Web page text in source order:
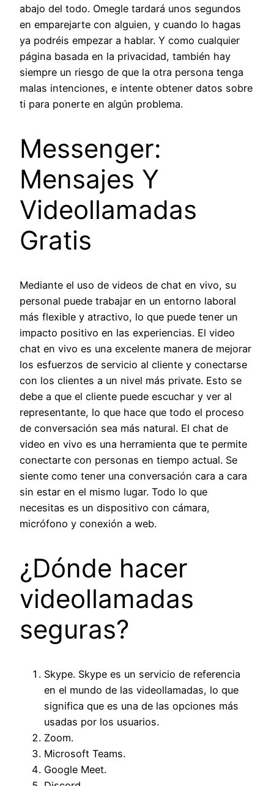
abajo del todo. Omegle tardará unos segundos
en emparejarte con alguien, y cuando lo hagas
ya podréis empezar a hablar. Y como cualquier
página basada en la privacidad, también hay
siempre un riesgo de que la otra persona tenga
malas intenciones, e intente obtener datos sobre
ti para ponerte en algún problema.
Messenger:
Mensajes Y
Videollamadas
Gratis
Mediante el uso de videos de chat en vivo, su
personal puede trabajar en un entorno laboral
más flexible y atractivo, lo que puede tener un
impacto positivo en las experiencias. El video
chat en vivo es una excelente manera de mejorar
los esfuerzos de servicio al cliente y conectarse
con los clientes a un nivel más private. Esto se
debe a que el cliente puede escuchar y ver al
representante, lo que hace que todo el proceso
de conversación sea más natural. El chat de
video en vivo es una herramienta que te permite
conectarte con personas en tiempo actual. Se
siente como tener una conversación cara a cara
sin estar en el mismo lugar. Todo lo que
necesitas es un dispositivo con cámara,
micrófono y conexión a web.
¿Dónde hacer
videollamadas
seguras?
Skype. Skype es un servicio de referencia
en el mundo de las videollamadas, lo que
significa que es una de las opciones más
usadas por los usuarios.
Zoom.
Microsoft Teams.
Google Meet.